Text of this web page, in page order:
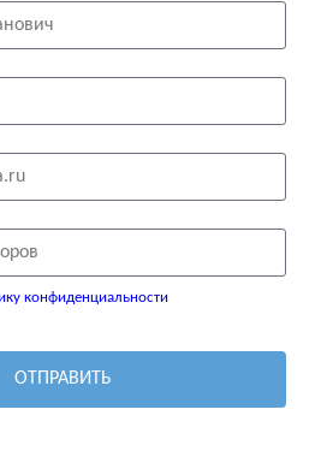
конфиденциальности
ОТПРАВИТЬ